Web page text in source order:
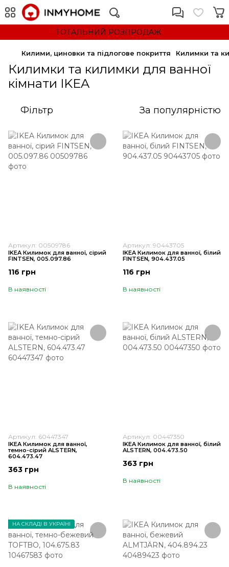
ТОТАЛЬНИЙ РОЗПРОДАЖ
Килими, циновки та підлогове покриття Килимки та
Килимки та килимки для ванної
кімнати IKEA
Фільтр За популярністю
Артикул: 00509786
IKEA Килимок для ванної, сірий
FINTSEN, 005.097.86
116 грн
В наявності
Артикул: 90443705
IKEA Килимок для ванної, білий
FINTSEN, 904.437.05
116 грн
В наявності
Артикул: 60447347
IKEA Килимок для ванної,
темно-сірий ALSTERN,
604.473.47
363 грн
В наявності
Артикул: 00447350
IKEA Килимок для ванної, білий
ALSTERN, 004.473.50
363 грн
В наявності
НА СКЛАДІ В УКРАЇНІ